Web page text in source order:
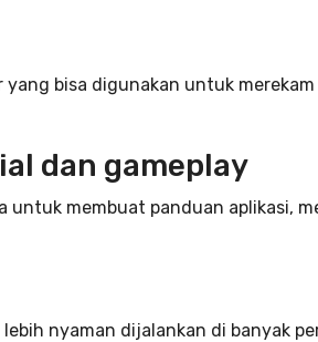
yang bisa digunakan untuk
dan gameplay
untuk membuat panduan aplikasi,
nyaman dijalankan di banyak